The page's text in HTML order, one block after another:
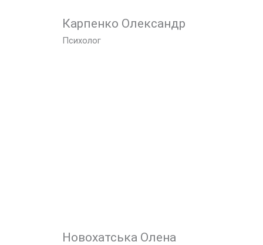
Карпенко Олександр
Психолог
Новохатська Олена